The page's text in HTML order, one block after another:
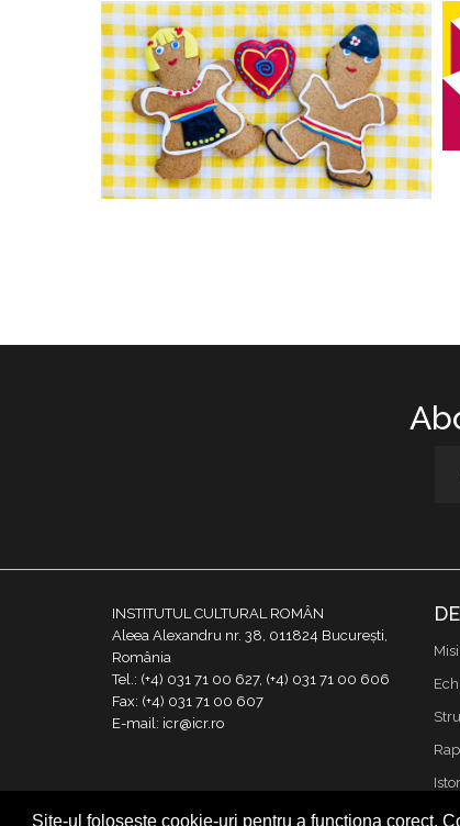
Site-ul folosește cookie-uri pentru a funcționa corect.
INSTITUTUL CULTURAL ROMÂN
Aleea Alexandru nr. 38, 011824 București,
România
Tel.: (+4) 031 71 00 627, (+4) 031 71 00 606
Fax: (+4) 031 71 00 607
E-mail: icr@icr.ro